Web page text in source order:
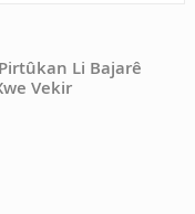
Li Bajarê
Vekir